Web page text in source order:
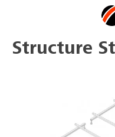
Structure